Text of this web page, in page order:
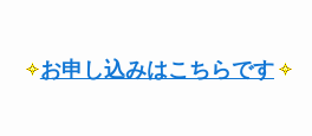
お申し込みはこちらです